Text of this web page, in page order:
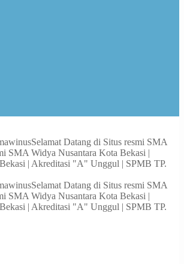
Selamat Datang di Situs resmi SMA
SMA Widya Nusantara Kota Bekasi |
| Akreditasi "A" Unggul | SPMB TP.
Selamat Datang di Situs resmi SMA
SMA Widya Nusantara Kota Bekasi |
| Akreditasi "A" Unggul | SPMB TP.